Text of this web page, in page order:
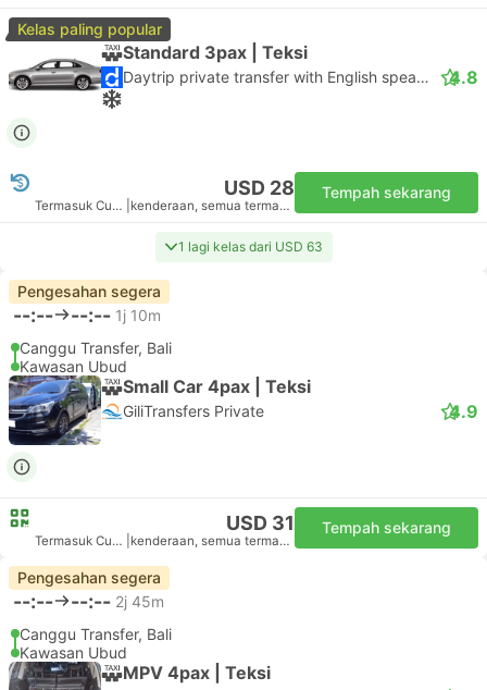
Kelas paling popular
Standard 3pax | Teksi
Daytrip private transfer with English speaking driver 4.8
USD 28
Termasuk Cukai kenderaan, semua termasuk
Tempah sekarang
1 lagi kelas dari USD 63
Pengesahan segera
--:-- --:-- 1j 10m
Canggu Transfer, Bali
Kawasan Ubud
Small Car 4pax | Teksi
GiliTransfers Private 4.9
USD 31
Termasuk Cukai kenderaan, semua termasuk
Tempah sekarang
Pengesahan segera
--:-- --:-- 2j 45m
Canggu Transfer, Bali
Kawasan Ubud
MPV 4pax | Teksi